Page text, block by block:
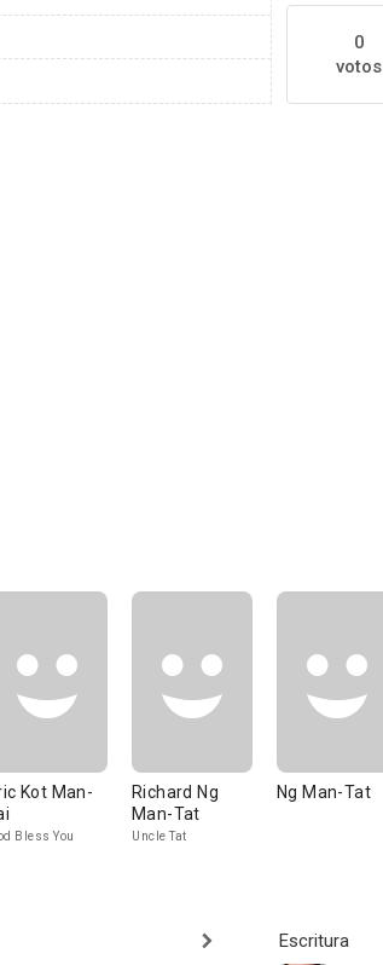
0
votos
Kot Man-
Bless You
Richard Ng
Man-Tat
Uncle Tat
Ng Man-Tat
Escritura